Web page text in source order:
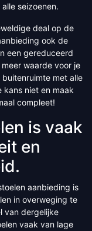
seizoenen.
deal op de
ook de
een gereduceerd
waarde voor je
met alle
niet en maak
compleet!
is vaak
en
aanbieding is
in overweging te
van dergelijke
vaak van lage